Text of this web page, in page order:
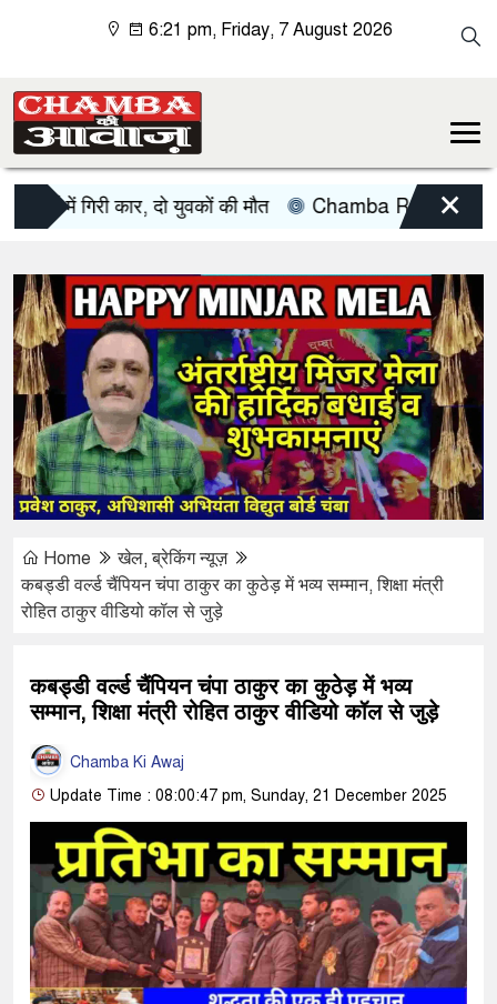
6:21 pm, Friday, 7 August 2026
गिरी कार, दो युवकों की मौत Chamba Road Accident:×
Home खेल,ब्रेकिंग न्यूज़
कबड्डी वर्ल्ड चैंपियन चंपा ठाकुर का कुठेड़ में भव्य सम्मान, शिक्षा मंत्री
रोहित ठाकुर वीडियो कॉल से जुड़े
कबड्डी वर्ल्ड चैंपियन चंपा ठाकुर का कुठेड़ में भव्य
सम्मान, शिक्षा मंत्री रोहित ठाकुर वीडियो कॉल से जुड़े
Chamba Ki Awaj
Update Time : 08:00:47 pm, Sunday, 21 December 2025